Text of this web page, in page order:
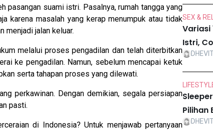
pasangan suami istri. Pasalnya, rumah tangga yang
karena masalah yang kerap menumpuk atau tidak
menjadi jalan keluar.
melalui proses pengadilan dan telah diterbitkan
ke pengadilan. Namun, sebelum mencapai ketuk
serta tahapan proses yang dilewati.
perkawinan. Dengan demikian, segala persiapan
pasti.
di Indonesia? Untuk menjawab pertanyaan
SEX &
Variasi
Istri,
Pilihan